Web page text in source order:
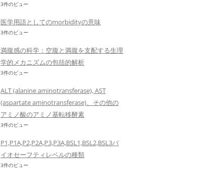
3件のビュー
医学用語としてのmorbidityの意味
3件のビュー
満腹感の科学：空腹と満腹を支配する生理
学的メカニズムの包括的解析
3件のビュー
ALT (alanine aminotransferase), AST
(aspartate aminotransferase)、その他の
アミノ酸のアミノ基転移酵素
3件のビュー
P1,P1A,P2,P2A,P3,P3A,BSL1,BSL2,BSL3バ
イオセーフティレベルの種類
3件のビュー